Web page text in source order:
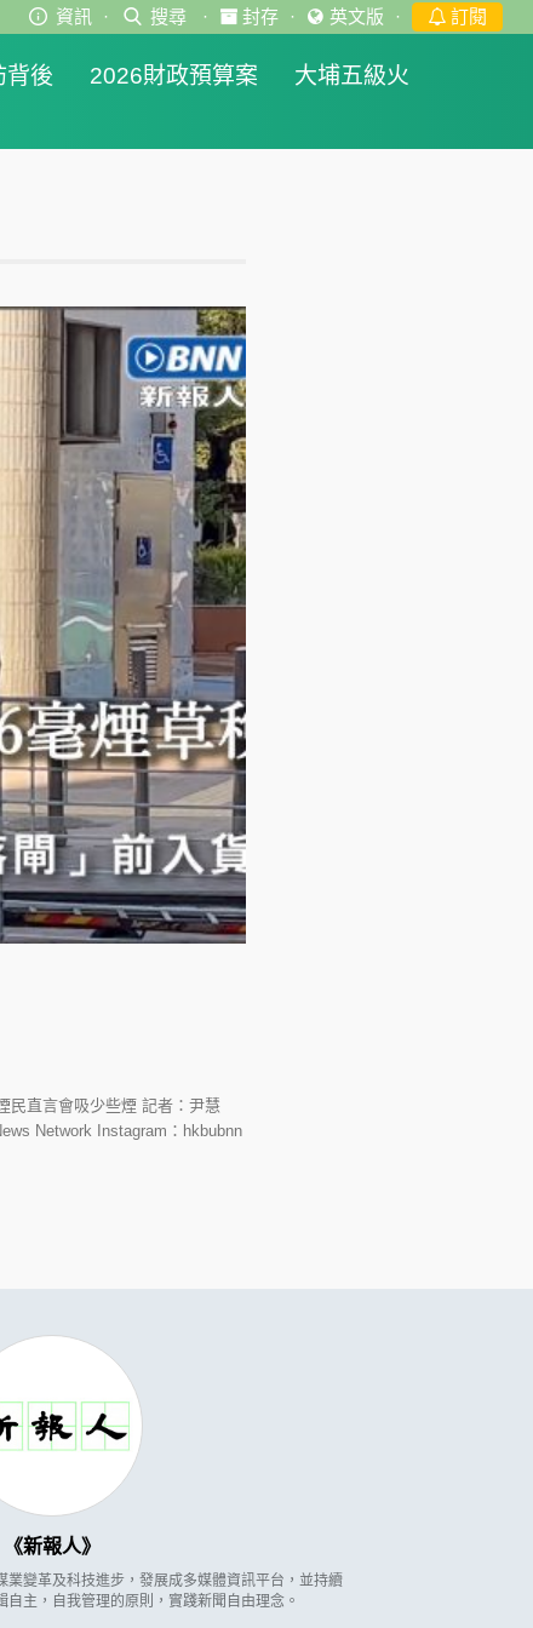
資訊 · 搜尋 · 封存 · 英文版 · 訂閱
背後 2026財政預算案
大埔五級火
民直言會吸少些煙 記者：尹慧
Network Instagram：hkbubnn
新報人
變革及科技進步，發展成多媒體資訊平台，並持續
主，自我管理的原則，實踐新聞自由理念。